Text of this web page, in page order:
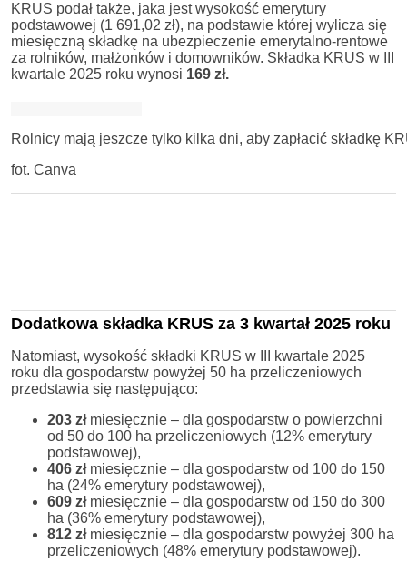
KRUS podał także, jaka jest wysokość emerytury
podstawowej (1 691,02 zł), na podstawie której wylicza się
miesięczną składkę na ubezpieczenie emerytalno-rentowe
za rolników, małżonków i domowników. Składka KRUS w III
kwartale 2025 roku wynosi 169 zł.
Rolnicy mają jeszcze tylko kilka dni, aby zapłacić składkę
fot. Canva
Dodatkowa składka KRUS za 3 kwartał 2025 roku
Natomiast, wysokość składki KRUS w III kwartale 2025
roku dla gospodarstw powyżej 50 ha przeliczeniowych
przedstawia się następująco:
203 złmiesięcznie – dla gospodarstw o powierzchni
od 50 do 100 ha przeliczeniowych (12% emerytury
podstawowej),
406 złmiesięcznie – dla gospodarstw od 100 do 150
ha (24% emerytury podstawowej),
609 złmiesięcznie – dla gospodarstw od 150 do 300
ha (36% emerytury podstawowej),
812 złmiesięcznie – dla gospodarstw powyżej 300 ha
przeliczeniowych (48% emerytury podstawowej).